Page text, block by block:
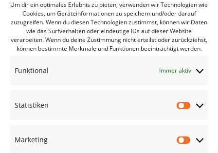
Um dir ein optimales Erlebnis zu bieten, verwenden wir Technologien wie
Cookies, um Geräteinformationen zu speichern und/oder darauf
zuzugreifen. Wenn du diesen Technologien zustimmst, können wir Daten
wie das Surfverhalten oder eindeutige IDs auf dieser Website
verarbeiten. Wenn du deine Zustimmung nicht erteilst oder zurückziehst,
können bestimmte Merkmale und Funktionen beeinträchtigt werden.
Funktional Immer aktiv
Statistiken
Marketing
Bürgerbüro Coswig
Bürgerbüro Lommatzsch